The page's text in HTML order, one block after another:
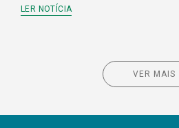
LER NOTÍCIA
VER MAIS